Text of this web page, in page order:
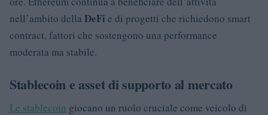
nell’ambito della DeFi e di progetti che richiedono smart
contract, fattori che sostengono una performance
moderata ma stabile.
Stablecoin e asset di supporto al mercato
Le stablecoin giocano un ruolo cruciale come veicolo di